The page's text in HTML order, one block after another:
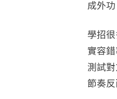
成外
學招
實容
測試
節奏